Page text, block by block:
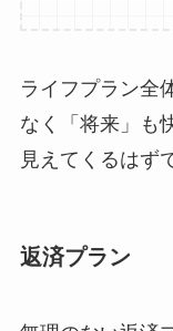
ライフプラン全
なく「将来」も
見えてくるはず
返済プラン